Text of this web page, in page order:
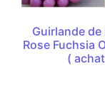
Guirlande
Rose Fuchsia
(